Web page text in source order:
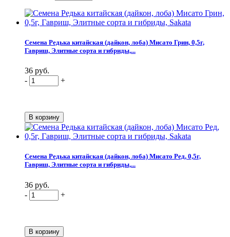
Семена Редька китайская (дайкон, лоба) Мисато Грин, 0,5г,
Гавриш, Элитные сорта и гибриды,...
36 руб.
-
+
Семена Редька китайская (дайкон, лоба) Мисато Ред, 0,5г,
Гавриш, Элитные сорта и гибриды,...
36 руб.
-
+